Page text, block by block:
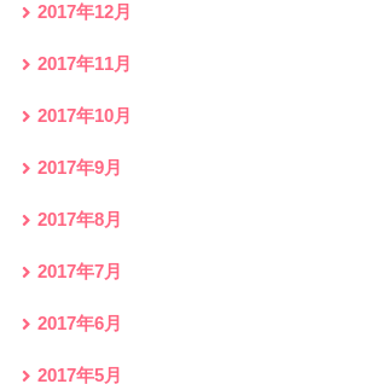
2017年12月
2017年11月
2017年10月
2017年9月
2017年8月
2017年7月
2017年6月
2017年5月